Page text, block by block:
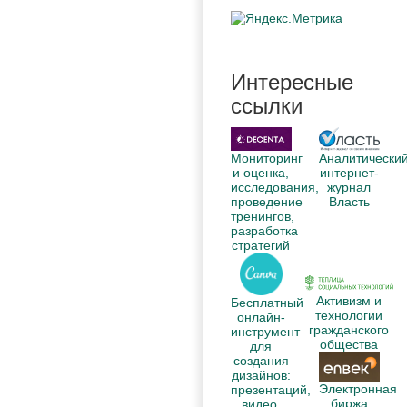
Интересные
ссылки
Мониторинг
и оценка,
исследования,
проведение
тренингов,
разработка
стратегий
интернет-
журнал
Власть
Бесплатный
онлайн-
инструмент
для
создания
дизайнов:
презентаций,
Активизм и
технологии
гражданского
общества
Электронная
биржа